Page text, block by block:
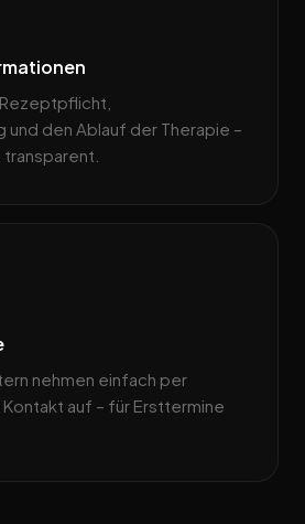
und den Ablauf der Therapie –
nehmen einfach per
auf – für Ersttermine